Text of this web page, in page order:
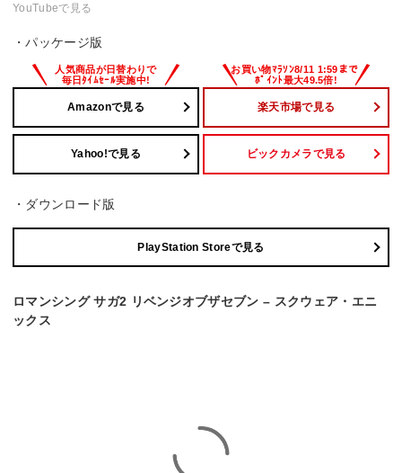
YouTubeで見る
・パッケージ版
Amazonで見る 楽天市場で見る
Yahoo!で見る ビックカメラで見る
・ダウンロード版
PlayStation Storeで見る
ロマンシング サガ2 リベンジオブザセブン – スクウェア・エニ
ックス